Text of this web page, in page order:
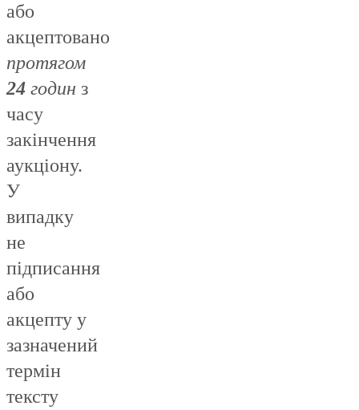
або
акцептовано
протягом
24 годин з
часу
закінчення
аукціону.
У
випадку
не
підписання
або
акцепту у
зазначений
термін
тексту